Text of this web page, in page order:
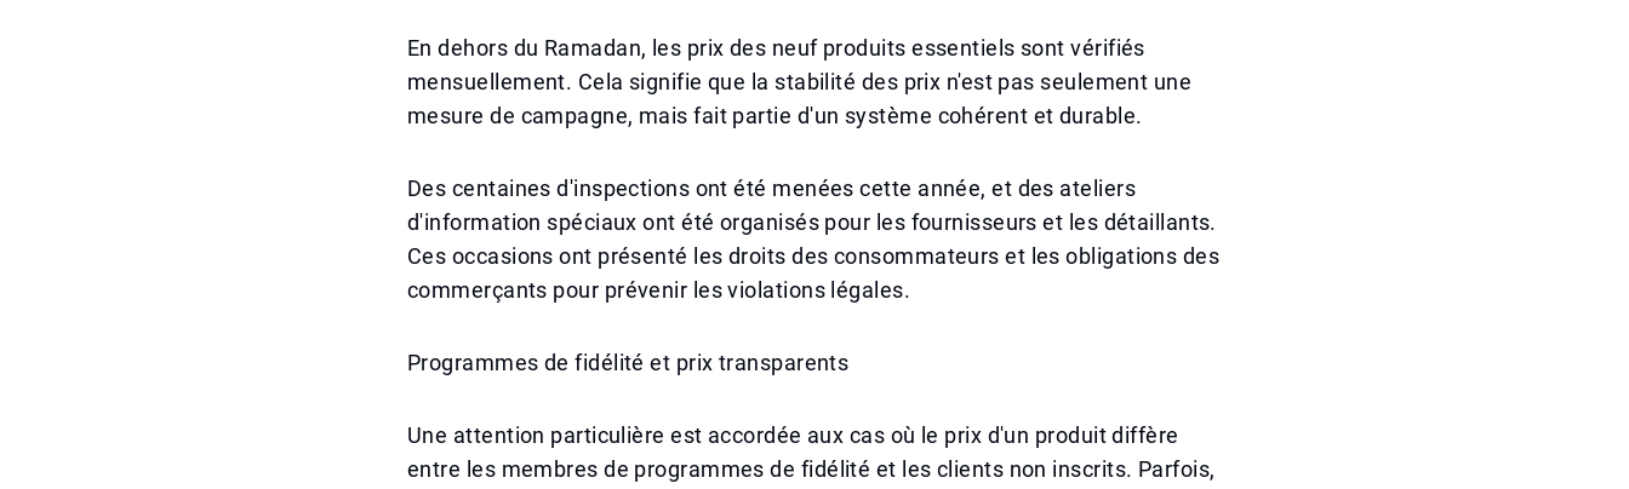
En dehors du Ramadan, les prix des neuf produits essentiels sont vérifiés
mensuellement. Cela signifie que la stabilité des prix n'est pas seulement une
mesure de campagne, mais fait partie d'un système cohérent et durable.
Des centaines d'inspections ont été menées cette année, et des ateliers
d'information spéciaux ont été organisés pour les fournisseurs et les détaillants.
Ces occasions ont présenté les droits des consommateurs et les obligations des
commerçants pour prévenir les violations légales.
Programmes de fidélité et prix transparents
Une attention particulière est accordée aux cas où le prix d'un produit diffère
entre les membres de programmes de fidélité et les clients non inscrits. Parfois,